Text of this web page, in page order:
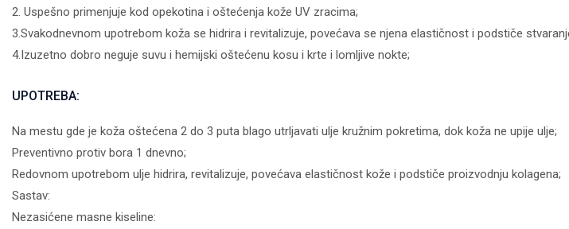
2. Uspešno primenjuje kod opekotina i oštećenja kože UV zracima;
3.Svakodnevnom upotrebom koža se hidrira i revitalizuje, povećava se njena elastičnost i podstiče
4.Izuzetno dobro neguje suvu i hemijski oštećenu kosu i krte i lomljive nokte;
UPOTREBA:
Na mestu gde je koža oštećena 2 do 3 puta blago utrljavati ulje kružnim pokretima, dok koža ne upije ulje;
Preventivno protiv bora 1 dnevno;
Redovnom upotrebom ulje hidrira, revitalizuje, povećava elastičnost kože i podstiče proizvodnju kolagena;
Sastav:
Nezasićene masne kiseline: